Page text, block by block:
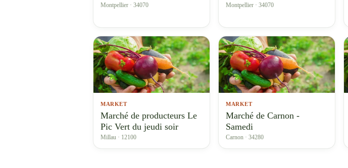
Montpellier · 34070 Montpellier · 34070
MARKET
Marché de producteurs Le
Pic Vert du jeudi soir
Millau · 12100
MARKET
Marché de Carnon -
Samedi
Carnon · 34280